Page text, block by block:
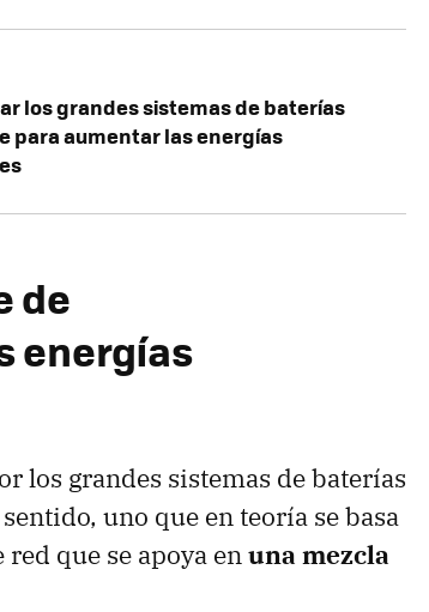
los grandes sistemas de baterías
para aumentar las energías
de
energías
los grandes sistemas de baterías
uno que en teoría se basa
que se apoya enuna mezcla